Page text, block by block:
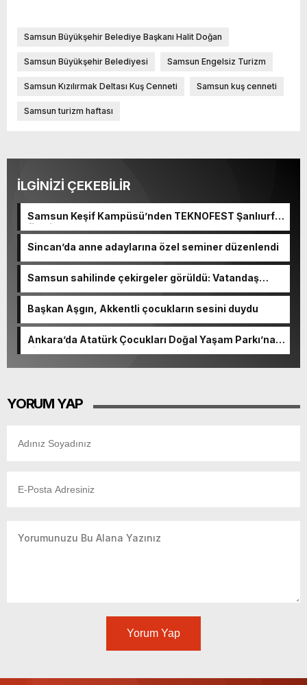
Samsun Büyükşehir Belediye Başkanı Halit Doğan
Samsun Büyükşehir Belediyesi Samsun Engelsiz Turizm
Samsun Kızılırmak Deltası Kuş Cenneti Samsun kuş cenneti
Samsun turizm haftası
İLGİNİZİ ÇEKEBİLİR
Samsun Keşif Kampüsü’nden TEKNOFEST Şanlıurfa
finaline
Sincan’da anne adaylarına özel seminer düzenlendi
Samsun sahilinde çekirgeler görüldü: Vatandaş
Başkan Aşgın, Akkentli çocukların sesini duydu
Ankara’da Atatürk Çocukları Doğal Yaşam Parkı’na
ziyaretçi akını
YORUM YAP
Yorum Yap